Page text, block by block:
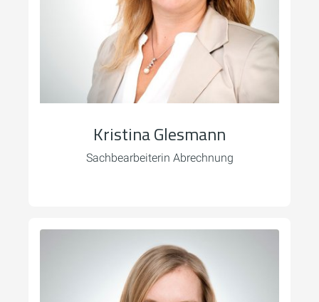
Kristina Glesmann
Sachbearbeiterin Abrechnung